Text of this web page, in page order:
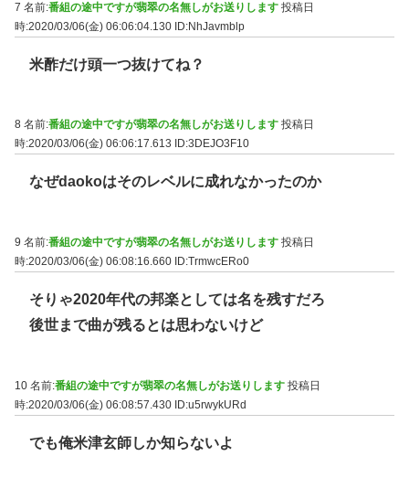
7 名前:番組の途中ですが翡翠の名無しがお送りします 投稿日
時:2020/03/06(金) 06:06:04.130 ID:NhJavmblp
米酢だけ頭一つ抜けてね？
8 名前:番組の途中ですが翡翠の名無しがお送りします 投稿日
時:2020/03/06(金) 06:06:17.613
ID:3DEJO3F10
なぜdaokoはそのレベルに成れなかったのか
9 名前:番組の途中ですが翡翠の名無しがお送りします 投稿日
時:2020/03/06(金) 06:08:16.660 ID:TrmwcERo0
そりゃ2020年代の邦楽としては名を残すだろ
後世まで曲が残るとは思わないけど
10 名前:番組の途中ですが翡翠の名無しがお送りします 投稿日
時:2020/03/06(金) 06:08:57.430 ID:u5rwykURd
でも俺米津玄師しか知らないよ